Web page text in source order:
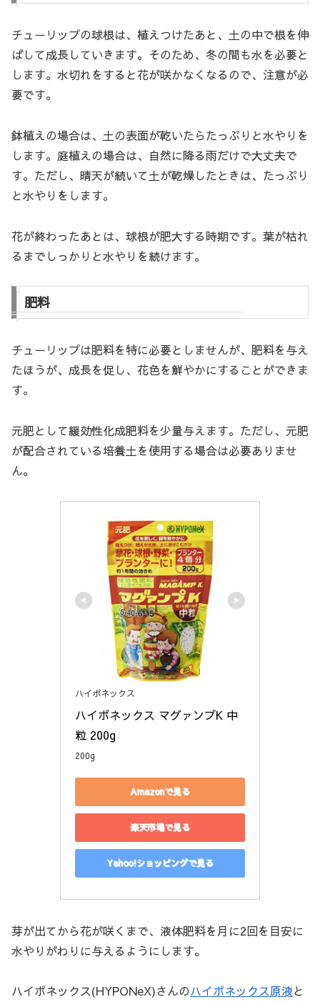
チューリップの球根は、植えつけたあと、土の中で根を伸
ばして成長していきます。そのため、冬の間も水を必要と
します。水切れをすると花が咲かなくなるので、注意が必
要です。
鉢植えの場合は、土の表面が乾いたらたっぷりと水やりを
します。庭植えの場合は、自然に降る雨だけで大丈夫で
す。ただし、晴天が続いて土が乾燥したときは、たっぷり
と水やりをします。
花が終わったあとは、球根が肥大する時期です。葉が枯れ
るまでしっかりと水やりを続けます。
肥料
チューリップは肥料を特に必要としませんが、肥料を与え
たほうが、成長を促し、花色を鮮やかにすることができま
す。
元肥として緩効性化成肥料を少量与えます。ただし、元肥
が配合されている培養土を使用する場合は必要ありませ
ん。
ハイポネックス
ハイポネックス マグァンプK 中
粒 200g
200g
Amazonで見る
楽天市場で見る
Yahoo!ショッピングで見る
芽が出てから花が咲くまで、液体肥料を月に2回を目安に
水やりがわりに与えるようにします。
ハイポネックス(HYPONeX)さんのハイポネックス原液と